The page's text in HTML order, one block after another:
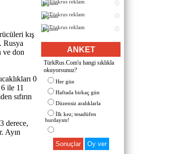
kış
Rusya
ve don
0
ile 11
sıfırın
derece,
Ayın
Реклама
Реклама
Реклама
ANKET
TürkRus.Com'u hangi sıklıkla
okuyorsunuz?
Her gün
Haftada birkaç gün
Düzensiz aralıklarla
İlk kez; tesadüfen
burdayım!
Sonuçlar